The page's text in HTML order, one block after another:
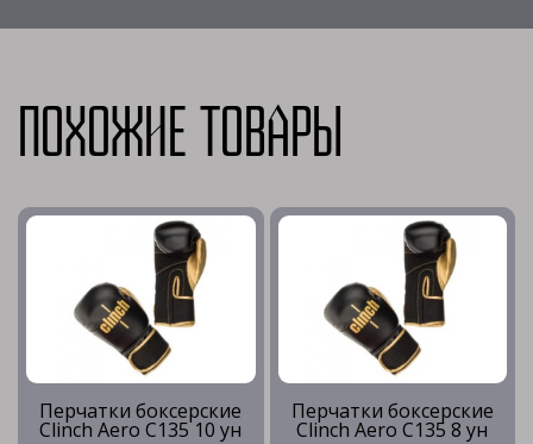
Похожие товары
Перчатки боксерские
Clinch Aero C135 10 ун
Перчатки боксерские
Clinch Aero C135 8 ун